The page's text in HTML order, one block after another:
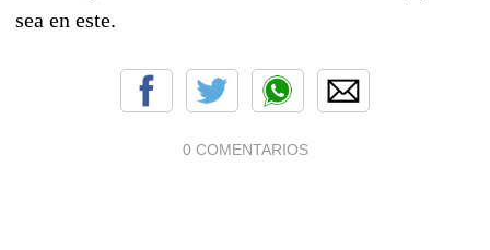
sea en este.
0 COMENTARIOS